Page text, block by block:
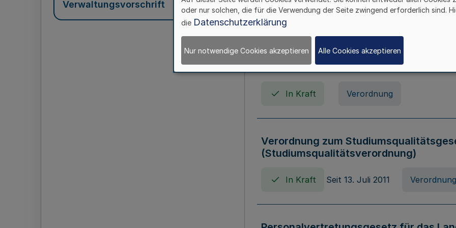
Verwaltungsvorschrift In Kraft Seit 01. April 2008 Gesetz
Verordnung über Beihilfen in Geburts-
Todesfällen (Beihilfenverordnung NRW
In Kraft Verordnung
Verordnung zum
(Studiumsqualitätsverordnung)
In Kraft Seit 13. Juli 2011 Verordnung
oder nur solchen, die für die Verwendung der Seite zwingend erforderlich sind.
die Datenschutzerklärung
Nur notwendige Cookies akzeptieren Alle Cookies akzeptieren